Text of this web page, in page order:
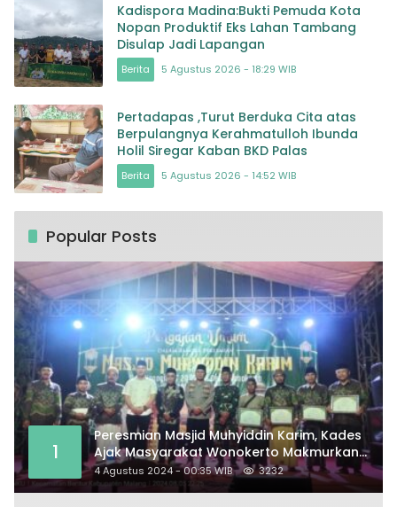
Kadispora Madina:Bukti Pemuda Kota
Nopan Produktif Eks Lahan Tambang
Disulap Jadi Lapangan
Berita 5 Agustus 2026 - 18:29 WIB
Pertadapas ,Turut Berduka Cita atas
Berpulangnya Kerahmatulloh Ibunda
Holil Siregar Kaban BKD Palas
Berita 5 Agustus 2026 - 14:52 WIB
Popular Posts
1
Peresmian Masjid Muhyiddin Karim, Kades
Ajak Masyarakat Wonokerto Makmurkan
Masjid
4 Agustus 2024 - 00:35 WIB 3232